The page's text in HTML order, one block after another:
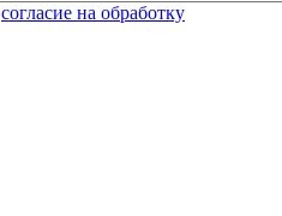
согласие на обработку